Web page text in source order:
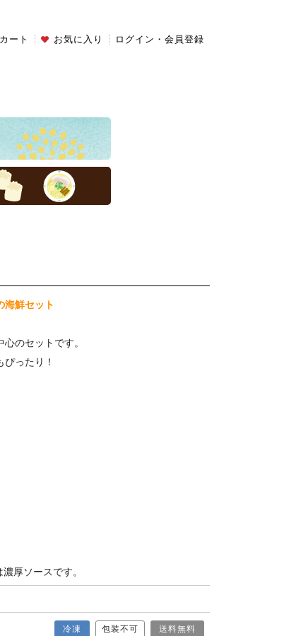
カート お気に入り ログイン・会員登録
海鮮セット
のセットです。
ったり！
厚ソースです。
冷凍 包装不可 送料無料